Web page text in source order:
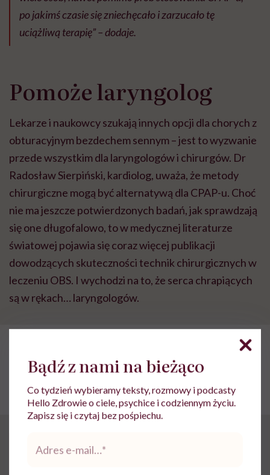
po jakimś czasie się zniechęcało i zarzucało tę
uciążliwą terapię” – dodaje.
Pomoże laryngolog
Lekarze i naukowcy szukają innych opcji dla chorych z
obturacyjnym bezdechem sennym – jest to wyzwanie
przede wszystkim dla laryngologów i chirurgów. Dr
Radosław Sierpiński, kardiolog, uważa, że metody
chirurgiczne mogą być alternatywą dla CPAP-u. Choć
nie ma jeszcze potwierdzonych badań, jak sprawdzają
się one długofalowo, to w medycznej literaturze
światowej pojawia się coraz więcej publikacji
dowodzących skuteczności technik chirurgicznych w
leczeniu OBS. I wychodzi na to, że serca chrapiących
są w rękach… laryngologów.
Może on wiele powiedzieć o
twoim stanie zdrowia
„Doświadczony lekarz laryngolog powinien dobrać
Bądź z nami na bieżąco
Co tydzień wybieramy teksty, rozmowy i podcasty
Hello Zdrowie o ciele, psychice i codziennym życiu.
Zapisz się i czytaj bez pośpiechu.
mail*